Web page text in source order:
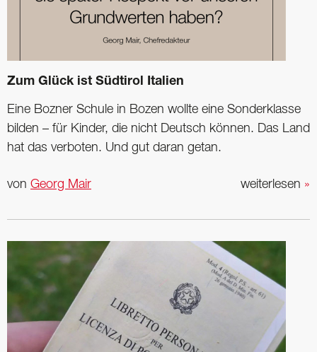
Zum Glück ist Südtirol Italien
Eine Bozner Schule in Bozen wollte eine Sonderklasse
bilden – für Kinder, die nicht Deutsch können. Das Land
hat das verboten. Und gut daran getan.
weiterlesen »
von Georg Mair